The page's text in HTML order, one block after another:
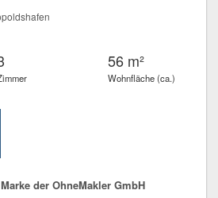
56 m²
Wohnfläche (ca.)
der OhneMakler GmbH